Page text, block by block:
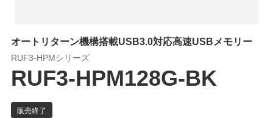
オートリターン機構搭載USB3.0対応高速USBメモリー
RUF3-HPMシリーズ
RUF3-HPM128G-BK